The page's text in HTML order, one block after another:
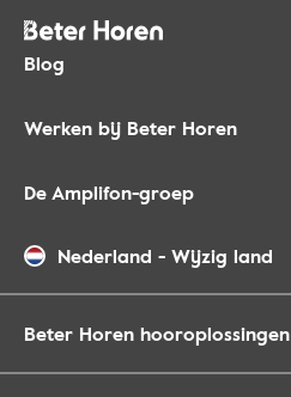
Blog
Werken bij Beter Horen
De Amplifon-groep
Nederland - Wijzig land
Beter Horen hooroplossingen